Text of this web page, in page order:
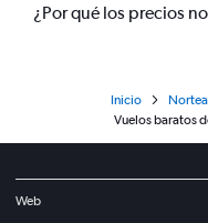
¿Por qué los precios
Inicio
Vuelos baratos
Web